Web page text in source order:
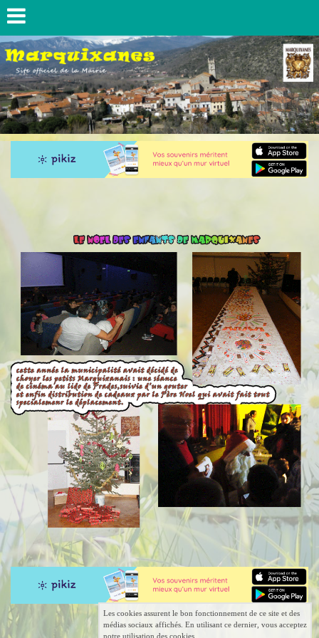
Les cookies assurent le bon fonctionnement de ce site et des
médias sociaux affichés. En utilisant ce dernier, vous acceptez
notre utilisation des cookies.